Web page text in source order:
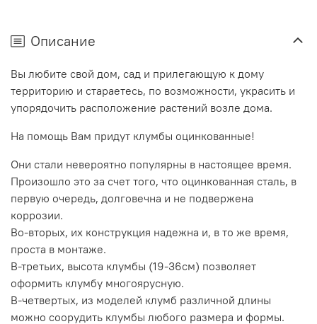
Описание
Вы любите свой дом, сад и прилегающую к дому
территорию и стараетесь, по возможности, украсить и
упорядочить расположение растений возле дома.
На помощь Вам придут клумбы оцинкованные!
Они стали невероятно популярны в настоящее время.
Произошло это за счет того, что оцинкованная сталь, в
первую очередь, долговечна и не подвержена
коррозии.
Во-вторых, их конструкция надежна и, в то же время,
проста в монтаже.
В-третьих, высота клумбы (19-36см) позволяет
оформить клумбу многоярусную.
В-четвертых, из моделей клумб различной длины
можно соорудить клумбы любого размера и формы.